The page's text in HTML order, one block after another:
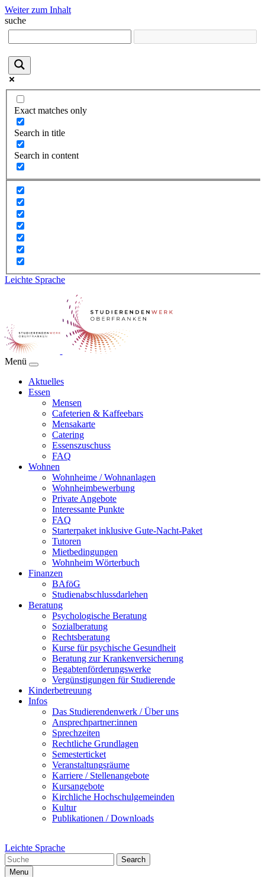
Weiter zum Inhalt
suche
Exact matches only
Search in title
Search in content
Leichte Sprache
Menü
Aktuelles
Essen
Mensen
Cafeterien & Kaffeebars
Mensakarte
Catering
Essenszuschuss
FAQ
Wohnen
Wohnheime / Wohnanlagen
Wohnheimbewerbung
Private Angebote
Interessante Punkte
FAQ
Starterpaket inklusive Gute-Nacht-Paket
Tutoren
Mietbedingungen
Wohnheim Wörterbuch
Finanzen
BAföG
Studienabschlussdarlehen
Beratung
Psychologische Beratung
Sozialberatung
Rechtsberatung
Kurse für psychische Gesundheit
Beratung zur Krankenversicherung
Begabtenförderungswerke
Vergünstigungen für Studierende
Kinderbetreuung
Infos
Das Studierendenwerk / Über uns
Ansprechpartner:innen
Sprechzeiten
Rechtliche Grundlagen
Semesterticket
Veranstaltungsräume
Karriere / Stellenangebote
Kursangebote
Kirchliche Hochschulgemeinden
Kultur
Publikationen / Downloads
Leichte Sprache
Search
Menu